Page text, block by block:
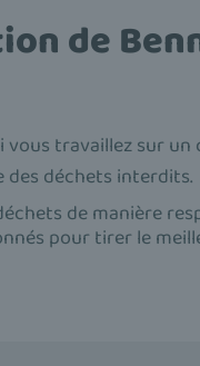
de
travaillez sur
des déchets interdits.
de manière
pour tirer le